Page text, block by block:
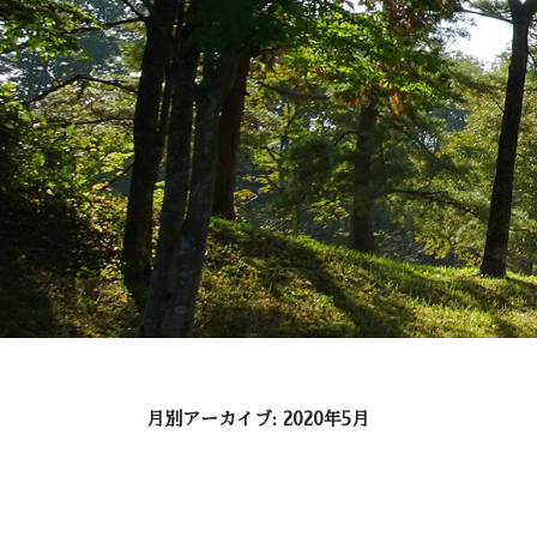
月別アーカイブ: 2020年5月